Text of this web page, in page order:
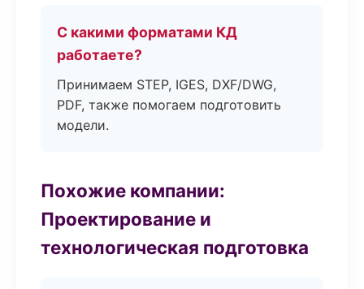
С какими форматами КД
работаете?
Принимаем STEP, IGES, DXF/DWG,
PDF, также помогаем подготовить
модели.
Похожие компании:
Проектирование и
технологическая подготовка